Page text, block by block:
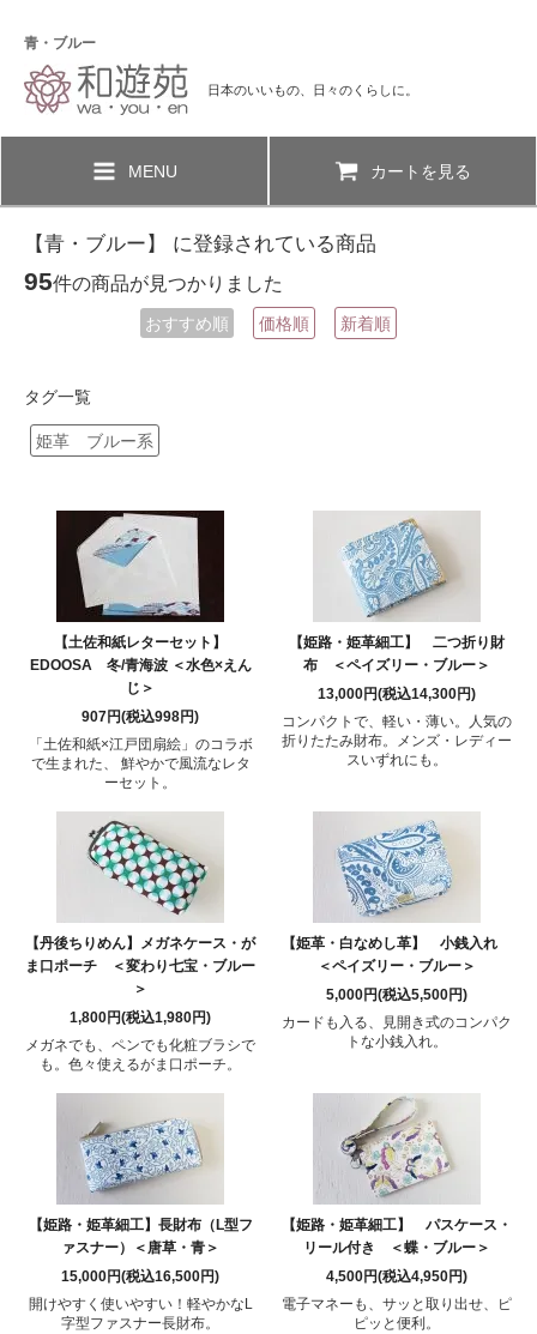
青・ブルー
日本のいいもの、日々のくらしに。
MENU カートを見る
【青・ブルー】 に登録されている商品
95件の商品が見つかりました
おすすめ順 価格順 新着順
タグ一覧
姫革 ブルー系
【土佐和紙レターセット】
EDOOSA 冬/青海波 ＜水色×えん
じ＞
907円(税込998円)
「土佐和紙×江戸団扇絵」のコラボ
で生まれた、 鮮やかで風流なレタ
ーセット。
【姫路・姫革細工】 二つ折り財
布 ＜ペイズリー・ブルー＞
13,000円(税込14,300円)
コンパクトで、軽い・薄い。人気の
折りたたみ財布。メンズ・レディー
スいずれにも。
【丹後ちりめん】メガネケース・が
ま口ポーチ ＜変わり七宝・ブルー
＞
1,800円(税込1,980円)
メガネでも、ペンでも化粧ブラシで
も。色々使えるがま口ポーチ。
【姫革・白なめし革】 小銭入れ
＜ペイズリー・ブルー＞
5,000円(税込5,500円)
カードも入る、見開き式のコンパク
トな小銭入れ。
【姫路・姫革細工】長財布（L型フ
ァスナー）＜唐草・青＞
15,000円(税込16,500円)
開けやすく使いやすい！軽やかなL
字型ファスナー長財布。
【姫路・姫革細工】 パスケース・
リール付き ＜蝶・ブルー＞
4,500円(税込4,950円)
電子マネーも、サッと取り出せ、ピ
ピッと便利。